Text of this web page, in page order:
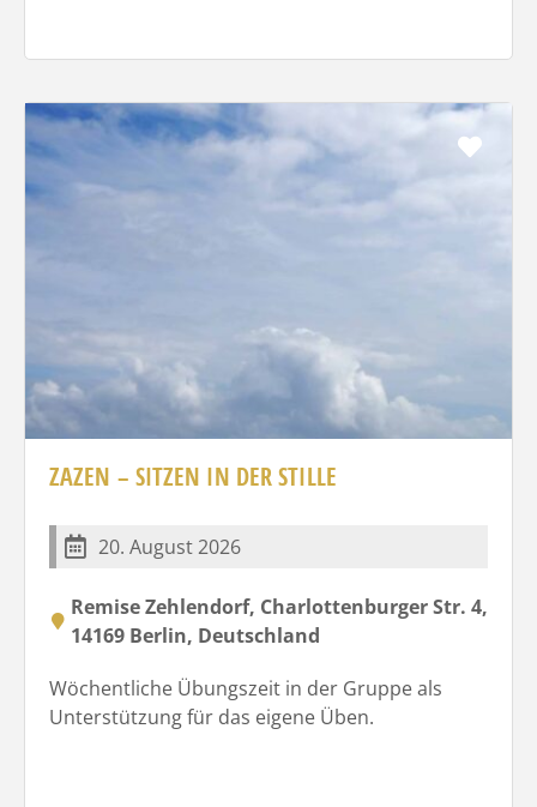
ZAZEN – SITZEN IN DER STILLE
20. August 2026
Remise Zehlendorf, Charlottenburger Str. 4,
14169 Berlin, Deutschland
Wöchentliche Übungszeit in der Gruppe als
Unterstützung für das eigene Üben.